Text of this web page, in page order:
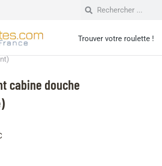
Trouver votre roulette !
cabine douche